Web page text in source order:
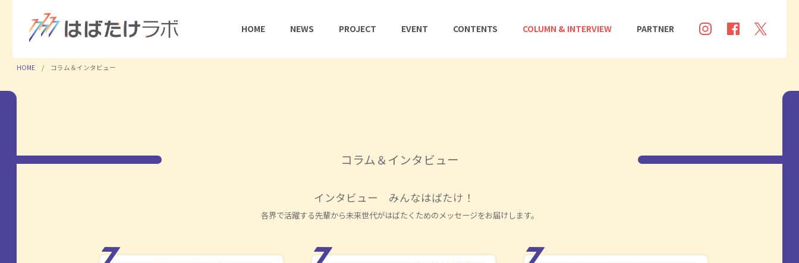
HOME NEWS PROJECT EVENT CONTENTS COLUMN & INTERVIEW PARTNER
HOME コラム＆インタビュー
コラム＆インタビュー
インタビュー みんなはばたけ！
各界で活躍する先輩から未来世代がはばたくためのメッセージをお届けします。